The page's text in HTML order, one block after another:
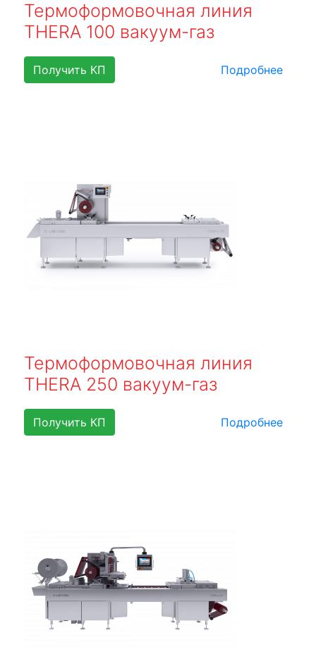
Термоформовочная линия
THERA 100 вакуум-газ
Получить КП Подробнее
Термоформовочная линия
THERA 250 вакуум-газ
Получить КП Подробнее